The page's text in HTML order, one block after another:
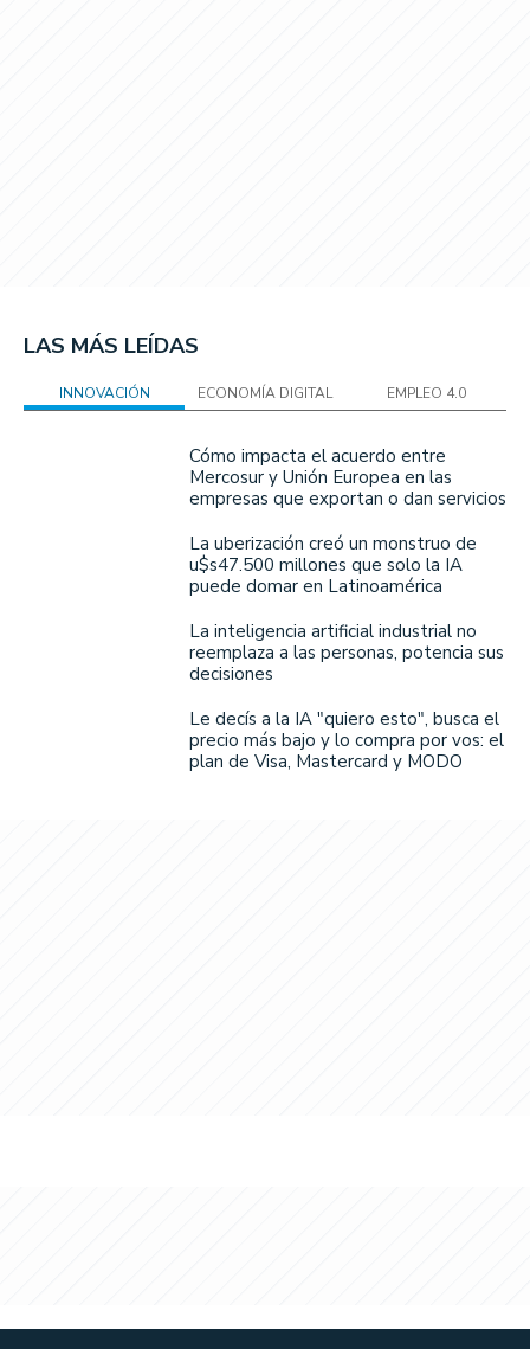
LAS MÁS LEÍDAS
INNOVACIÓN ECONOMÍA DIGITAL EMPLEO 4.0
Cómo impacta el acuerdo entre
Mercosur y Unión Europea en las
empresas que exportan o dan servicios
La uberización creó un monstruo de
u$s47.500 millones que solo la IA
puede domar en Latinoamérica
La inteligencia artificial industrial no
reemplaza a las personas, potencia sus
decisiones
Le decís a la IA "quiero esto", busca el
precio más bajo y lo compra por vos: el
plan de Visa, Mastercard y MODO